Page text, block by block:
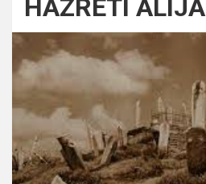
HAZRETI ALIJA